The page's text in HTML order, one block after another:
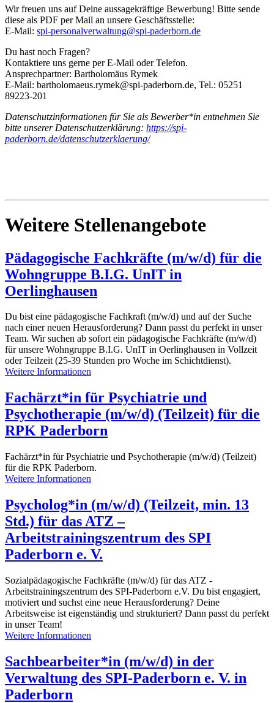
Wir freuen uns auf Deine aussagekräftige Bewerbung! Bitte sende
diese als PDF per Mail an unsere Geschäftsstelle:
E-Mail: spi-personalverwaltung@spi-paderborn.de
Du hast noch Fragen?
Kontaktiere uns gerne per E-Mail oder Telefon.
Ansprechpartner: Bartholomäus Rymek
E-Mail: bartholomaeus.rymek@spi-paderborn.de, Tel.: 05251
89223-201
Datenschutzinformationen für Sie als Bewerber*in entnehmen Sie
bitte unserer Datenschutzerklärung: https://spi-
paderborn.de/datenschutzerklaerung/
Weitere Stellenangebote
Pädagogische Fachkräfte (m/w/d) für die
Wohngruppe B.I.G. UnIT in
Oerlinghausen
Du bist eine pädagogische Fachkraft (m/w/d) und auf der Suche
nach einer neuen Herausforderung? Dann passt du perfekt in unser
Team. Wir suchen ab sofort ein pädagogische Fachkräfte (m/w/d)
für unsere Wohngruppe B.I.G. UnIT in Oerlinghausen in Vollzeit
oder Teilzeit (25-39 Stunden pro Woche im Schichtdienst).
Weitere Informationen
Fachärzt*in für Psychiatrie und
Psychotherapie (m/w/d) (Teilzeit) für die
RPK Paderborn
Fachärzt*in für Psychiatrie und Psychotherapie (m/w/d) (Teilzeit)
für die RPK Paderborn.
Weitere Informationen
Psycholog*in (m/w/d) (Teilzeit, min. 13
Std.) für das ATZ –
Arbeitstrainingszentrum des SPI
Paderborn e. V.
Sozialpädagogische Fachkräfte (m/w/d) für das ATZ -
Arbeitstrainingszentrum des SPI-Paderborn e.V. Du bist engagiert,
motiviert und suchst eine neue Herausforderung? Deine
Arbeitsweise ist eigenständig und strukturiert? Dann passt du perfekt
in unser Team!
Weitere Informationen
Sachbearbeiter*in (m/w/d) in der
Verwaltung des SPI-Paderborn e. V. in
Paderborn